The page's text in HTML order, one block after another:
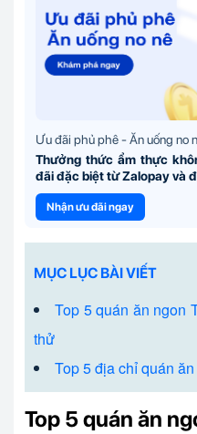
Ưu đãi phủ phê - Ăn uống no
Thưởng thức ẩm thực
đãi đặc biệt từ Zalopay và
Nhận ưu đãi ngay
MỤC LỤC BÀI VIẾT
Top 5 quán ăn ngon
thử
Top 5 địa chỉ quán
Top 5 quán ăn